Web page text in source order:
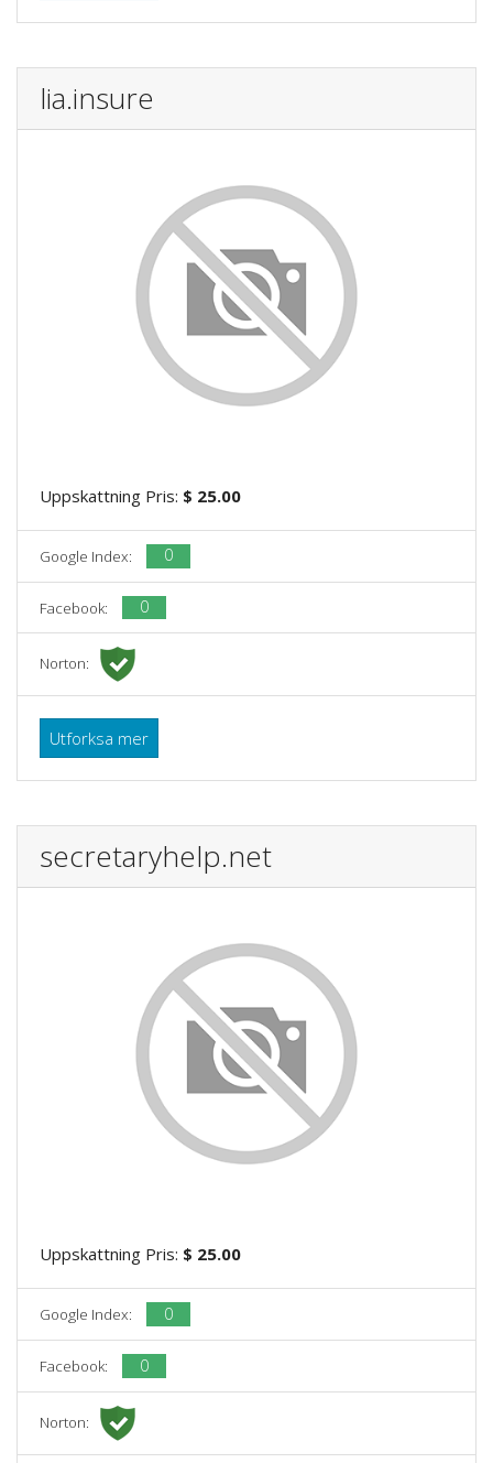
lia.insure
Uppskattning Pris: $ 25.00
Google Index: 0
Facebook: 0
Norton:
Utforksa mer
secretaryhelp.net
Uppskattning Pris: $ 25.00
Google Index: 0
Facebook: 0
Norton: